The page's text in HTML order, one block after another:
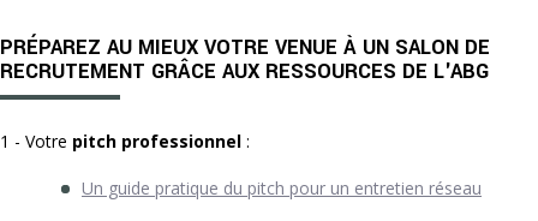
PRÉPAREZ AU MIEUX VOTRE VENUE À UN SALON DE
RECRUTEMENT GRÂCE AUX RESSOURCES DE L'ABG
1 - Votre pitch professionnel :
Un guide pratique du pitch pour un entretien réseau